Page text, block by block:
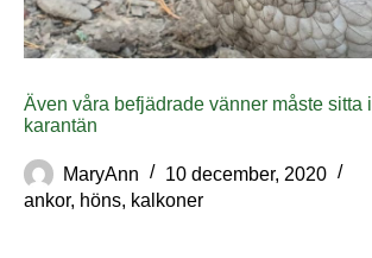
Även våra befjädrade vänner måste sitta i
karantän
MaryAnn
10 december, 2020
ankor, höns, kalkoner